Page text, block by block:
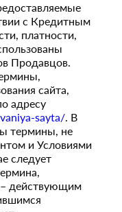
с Кредитным
платности,
Продавцов.
сайта,
адресу
sayta/. В
термины, не
и Условиями
следует
действующим